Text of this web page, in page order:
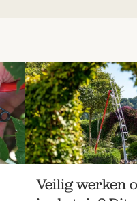
Veilig werken